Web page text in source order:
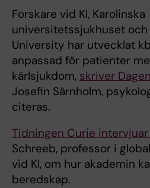
Forskare vid KI, Karolinska
universitetssjukhuset och
University har utvecklat
anpassad för patienter
kärlsjukdom, skriver
Josefin Särnholm,
citeras.
Tidningen Curie intervjuar
Schreeb, professor i
vid KI, om hur akademin
beredskap.